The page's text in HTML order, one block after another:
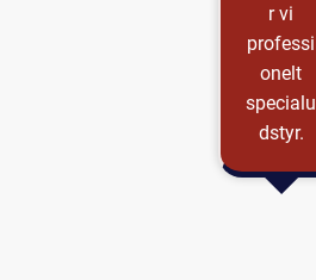
r vi
professi
onelt
specialu
dstyr.